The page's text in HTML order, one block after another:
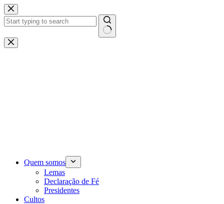
Pular
para
o
Sem
resultados
Quem somos
Lemas
Declaração de Fé
Presidentes
Cultos